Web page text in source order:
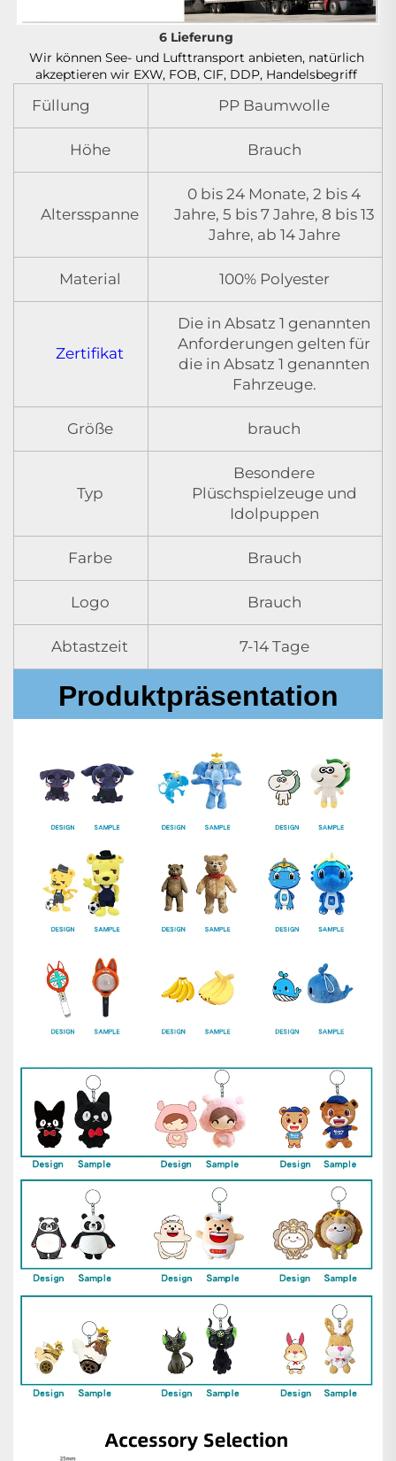
6 Lieferung
Wir können See- und Lufttransport anbieten, natürlich
akzeptieren wir EXW, FOB, CIF, DDP, Handelsbegriff
Füllung PP Baumwolle
Höhe Brauch
Altersspanne
0 bis 24 Monate, 2 bis 4
Jahre, 5 bis 7 Jahre, 8 bis 13
Jahre, ab 14 Jahre
Material 100% Polyester
Zertifikat
Die in Absatz 1 genannten
Anforderungen gelten für
die in Absatz 1 genannten
Fahrzeuge.
Größe brauch
Typ
Besondere
Plüschspielzeuge und
Idolpuppen
Farbe Brauch
Logo Brauch
Abtastzeit 7-14 Tage
Produktpräsentation